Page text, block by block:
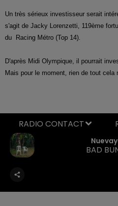
Un très sérieux investisseur serait
s'agit de Jacky Lorenzetti, 119ème
du Racing Métro (Top 14).
D'après Midi Olympique, il pourrait
Mais pour le moment, rien de tout cela
BAD